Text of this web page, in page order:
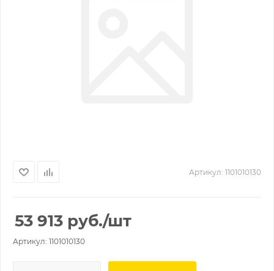
Артикул: 1101010130
53 913 руб./шт
Артикул: 1101010130